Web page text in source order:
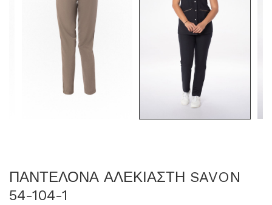
ΠΑΝΤΕΛΟΝΑ ΑΛΕΚΙΑΣΤΗ SAVON
54-104-1